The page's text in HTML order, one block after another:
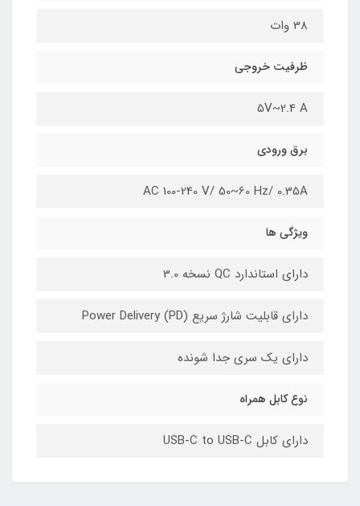
38 وات
ظرفیت خروجی
5V~2.4 A
برق ورودی
AC 100-240 V/ 50~60 Hz/ 0.35A
ویژگی ها
دارای استاندارد QC نسخه 3.0
دارای قابلیت شارژ سریع Power Delivery (PD)
دارای یک سری جدا شونده
نوع کابل همراه
دارای کابل USB-C to USB-C